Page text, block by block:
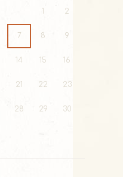
2
7 8 9
14 15 16
21 22 23
28 29 30